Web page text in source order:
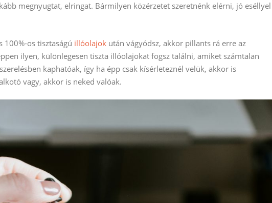
megnyugtat, elringat. Bármilyen közérzetet szeretnénk elérni, jó eséllyel
100%-os tisztaságú illóolajok után vágyódsz, akkor pillants rá erre az
ilyen, különlegesen tiszta illóolajokat fogsz találni, amiket számtalan
kaphatóak, így ha épp csak kísérleteznél velük, akkor is
vagy, akkor is neked valóak.